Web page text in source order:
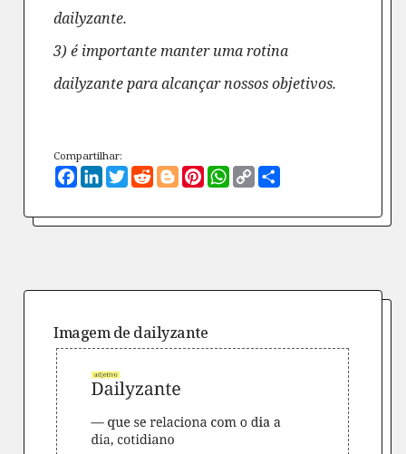
dailyzante.
3) é importante manter uma rotina
dailyzante para alcançar nossos objetivos.
Compartilhar:
Facebook
LinkedIn
TwitterRedditBloggerPinterest
WhatsApp
Copy
Link
Imagem de dailyzante